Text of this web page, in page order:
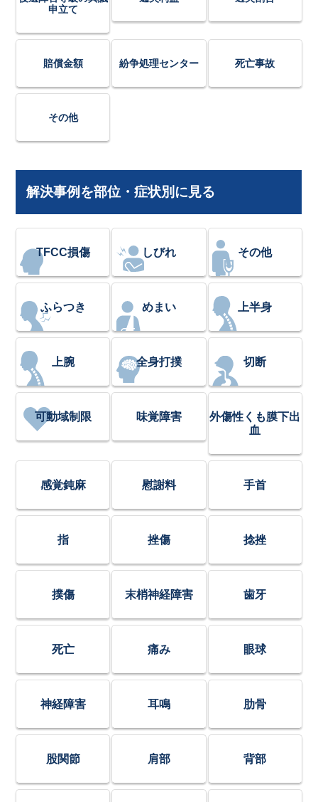
申立て
賠償金額 紛争処理センター 死亡事故
その他
解決事例を部位・症状別に見る
TFCC損傷 しびれ その他
ふらつき めまい 上半身
上腕 全身打撲 切断
可動域制限 味覚障害
外傷性くも膜下出
血
感覚鈍麻 慰謝料 手首
指 挫傷 捻挫
撲傷 末梢神経障害 歯牙
死亡 痛み 眼球
神経障害 耳鳴 肋骨
股関節 肩部 背部